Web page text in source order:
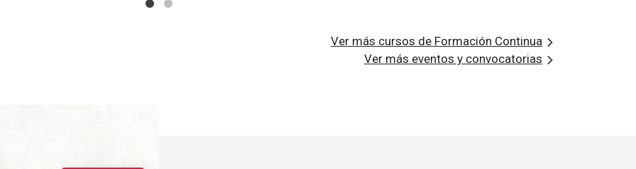
Ver más cursos de Formación Continua
Ver más eventos y convocatorias